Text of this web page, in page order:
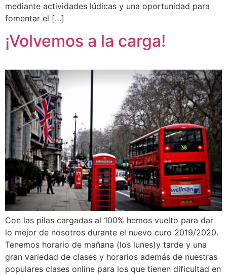
mediante actividades lúdicas y una oportunidad para
fomentar el […]
¡Volvemos a la carga!
Con las pilas cargadas al 100% hemos vuelto para dar
lo mejor de nosotros durante el nuevo curo 2019/2020.
Tenemos horario de mañana (los lunes)y tarde y una
gran variedad de clases y horarios además de nuestras
populares clases online para los que tienen dificultad en